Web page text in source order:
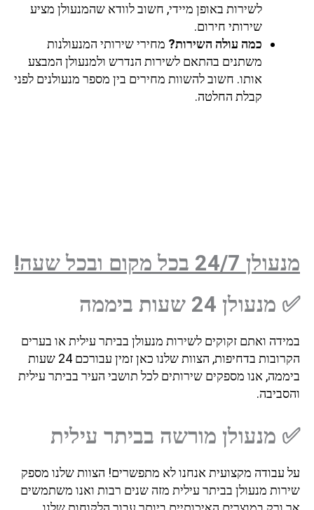
לשירות באופן מיידי, חשוב לוודא שהמנעולן מציע
שירותי חירום.
כמה עולה השירות?מחירי שירותי המנעולנות
משתנים בהתאם לשירות הנדרש ולמנעולן המבצע
אותו. חשוב להשוות מחירים בין מספר מנעולנים לפני
קבלת החלטה.
7 בכל מקום ובכל שעה!
24 שעות ביממה
ואתם זקוקים לשירות מנעולן בביתר עילית או בערים
הקרובות בדחיפות, הצוות שלנו כאן זמין עבורכם 24 שעות
אנו מספקים שירותים לכל תושבי העיר בביתר עילית
מנעולן מורשה בביתר עילית
עבודה מקצועית אנחנו לא מתפשרים! הצוות שלנו מספק
מנעולן בביתר עילית מזה שנים רבות ואנו משתמשים